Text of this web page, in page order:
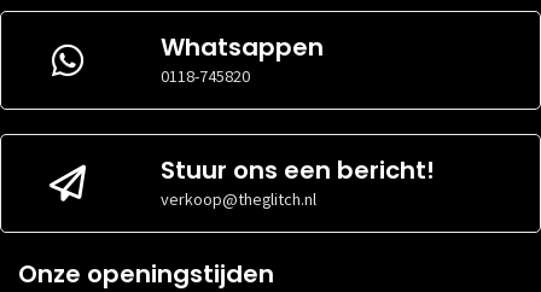
Whatsappen
0118-745820
Stuur ons een bericht!
verkoop@theglitch.nl
Onze openingstijden